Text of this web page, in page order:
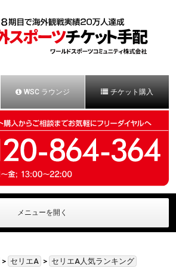
WSC ラウンジ チケット購入
メニューを開く
お客様の声 お問合せ/一般用
> セリエA > セリエA人気ランキング